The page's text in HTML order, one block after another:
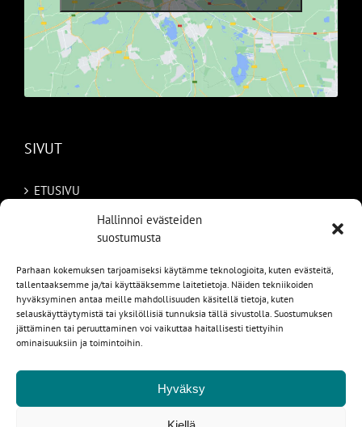
Hallinnoi evästeiden
suostumusta
Parhaan kokemuksen tarjoamiseksi käytämme teknologioita, kuten evästeitä,
tallentaaksemme ja/tai käyttääksemme laitetietoja. Näiden tekniikoiden
hyväksyminen antaa meille mahdollisuuden käsitellä tietoja, kuten
selauskäyttäytymistä tai yksilöllisiä tunnuksia tällä sivustolla. Suostumuksen
jättäminen tai peruuttaminen voi vaikuttaa haitallisesti tiettyihin
ominaisuuksiin ja toimintoihin.
Hyväksy
SIVUT
ETUSIVU
TILAA AUTO RUOTSISTA
PALVELUT